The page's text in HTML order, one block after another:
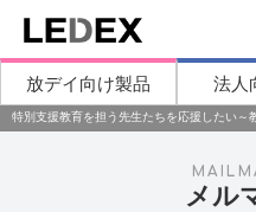
放デイ向け製品 法人
特別支援教育を担う先生たちを応援したい～
メル